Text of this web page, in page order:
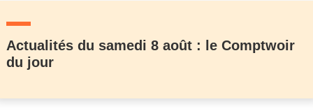
Actualités du samedi 8 août : le Comptwoir
du jour